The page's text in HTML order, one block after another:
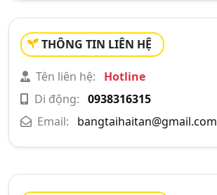
THÔNG TIN LIÊN HỆ
Tên liên hệ:
Hotline
Di động: 0938316315
Email:
bangtaihaitan@gmail.com